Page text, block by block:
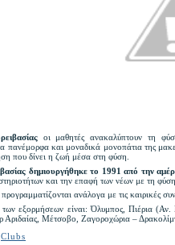
οι μαθητές ανακαλύπτουν τη
πανέμορφα και μοναδικά μονοπάτια της
που δίνει η ζωή μέσα στη φύση.
δημιουργήθηκε το 1991 από την
και την επαφή των νέων με τη φύση.
ανάλογα με τις καιρικές
των εξορμήσεων είναι: Όλυμπος, Πιέρια
Αριδαίας, Μέτσοβο, Ζαγοροχώρια –
Clubs